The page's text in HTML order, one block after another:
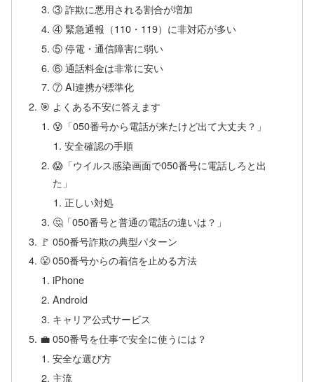
③ 詐欺に悪用される割合が増加
④ 緊急通報（110・119）に非対応が多い
⑤ 停電・通信障害に弱い
⑥ 通話料金は非常に安い
⑦ AI連携が標準化
🎯 よくある不安に答えます
😰「050番号から電話が来たけど出て大丈夫？」
安全確認の手順
😱「ウイルス感染画面で050番号に電話しろと出
た」
正しい対処
🤔「050番号と普通の電話の違いは？」
🚩 050番号詐欺の典型パターン
😤 050番号からの着信を止める方法
iPhone
Android
キャリア公式サービス
💼 050番号を仕事で安全に使うには？
安全な選び方
主流